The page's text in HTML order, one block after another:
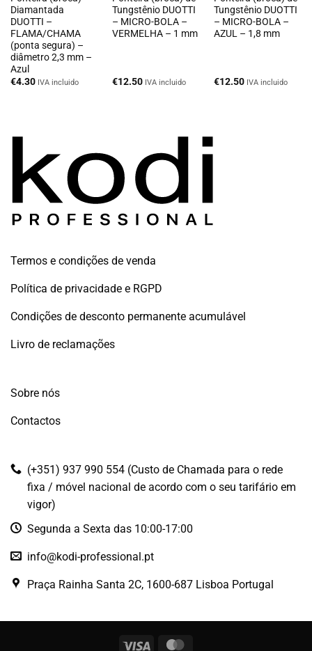
Diamantada
DUOTTI –
FLAMA/CHAMA
(ponta segura) –
diâmetro 2,3 mm –
Azul
€4.30 IVA incluido
Tungstênio DUOTTI
– MICRO-BOLA –
VERMELHA – 1 mm
€12.50 IVA incluido
Tungstênio DUOTTI
– MICRO-BOLA –
AZUL – 1,8 mm
€12.50 IVA incluido
Termos e condições de venda
Política de privacidade e RGPD
Condições de desconto permanente acumulável
Livro de reclamações
Sobre nós
Contactos
(+351) 937 990 554 (Custo de Chamada para o rede
fixa / móvel nacional de acordo com o seu tarifário em
vigor)
Segunda a Sexta das 10:00-17:00
info@kodi-professional.pt
Praça Rainha Santa 2C, 1600-687 Lisboa Portugal
Visa